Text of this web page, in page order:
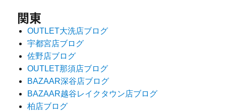
関東
OUTLET大洗店ブログ
宇都宮店ブログ
佐野店ブログ
OUTLET那須店ブログ
BAZAAR深谷店ブログ
BAZAAR越谷レイクタウン店ブログ
柏店ブログ